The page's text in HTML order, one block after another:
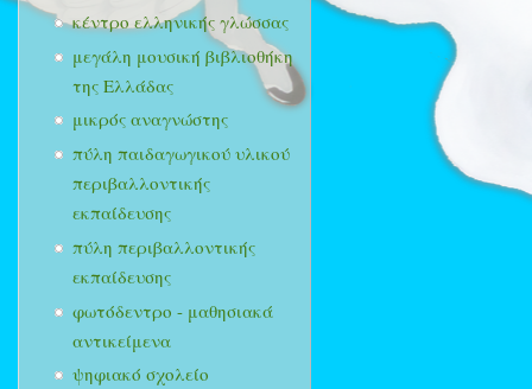
κέντρο ελληνικής γλώσσας
μεγάλη μουσική βιβλιοθήκη
της Ελλάδας
μικρός αναγνώστης
πύλη παιδαγωγικού υλικού
περιβαλλοντικής
εκπαίδευσης
πύλη περιβαλλοντικής
εκπαίδευσης
φωτόδεντρο - μαθησιακά
αντικείμενα
ψηφιακό σχολείο